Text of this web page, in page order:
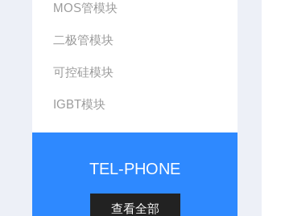
MOS管模块
二极管模块
可控硅模块
IGBT模块
TEL-PHONE
查看全部